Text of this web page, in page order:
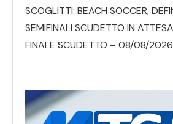
SCOGLITTI: BEACH SOCCER,
SEMIFINALI SCUDETTO IN
FINALE SCUDETTO – 08/08/2026